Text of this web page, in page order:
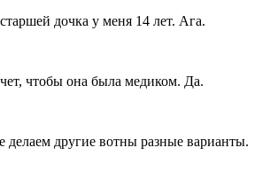
дочка у меня 14 лет. Ага.
чтобы она была медиком. Да.
другие вотны разные варианты.